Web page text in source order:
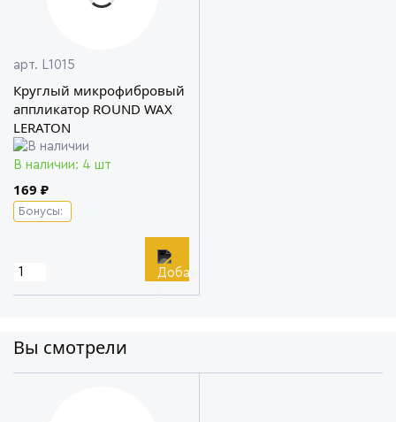
арт. L1015
Круглый микрофибровый
аппликатор ROUND WAX
LERATON
В наличии: 4 шт
169 ₽
Бонусы:
Вы смотрели